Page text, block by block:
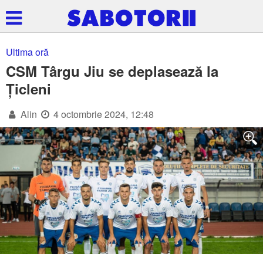
Ultima oră
CSM Târgu Jiu se deplasează la
Țicleni
Alin 4 octombrie 2024, 12:48